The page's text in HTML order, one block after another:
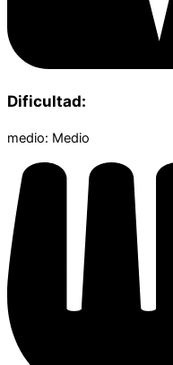
Dificultad:
medio: Medio